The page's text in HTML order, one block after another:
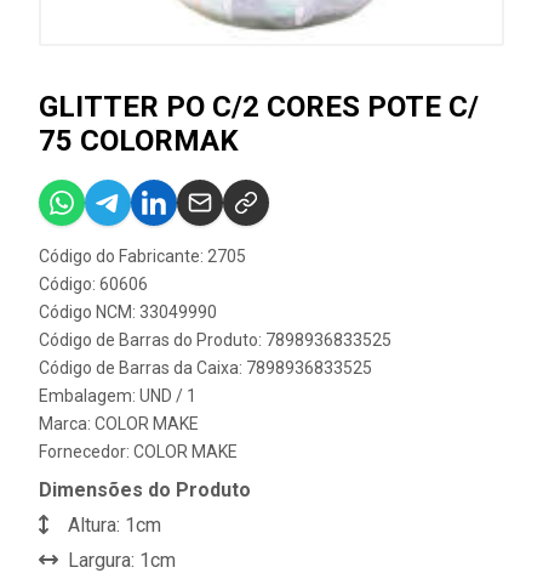
GLITTER PO C/2 CORES POTE C/
75 COLORMAK
Código do Fabricante: 2705
Código: 60606
Código NCM: 33049990
Código de Barras do Produto: 7898936833525
Código de Barras da Caixa: 7898936833525
Embalagem: UND / 1
Marca: COLOR MAKE
Fornecedor: COLOR MAKE
Dimensões do Produto
Altura: 1cm
Largura: 1cm